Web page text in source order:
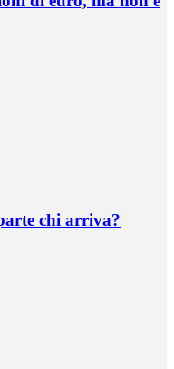
chi arriva?